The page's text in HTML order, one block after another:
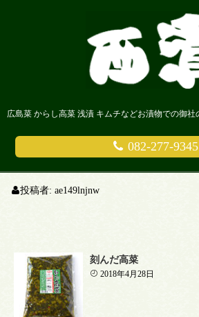
082-277-9345
投稿者: ae149lnjnw
刻んだ高菜
2018年4月28日